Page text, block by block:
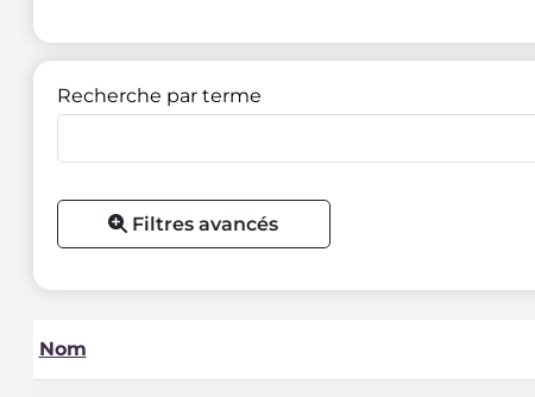
Recherche par terme
Filtres avancés
Nom